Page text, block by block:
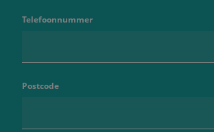
Telefoonnummer
Postcode